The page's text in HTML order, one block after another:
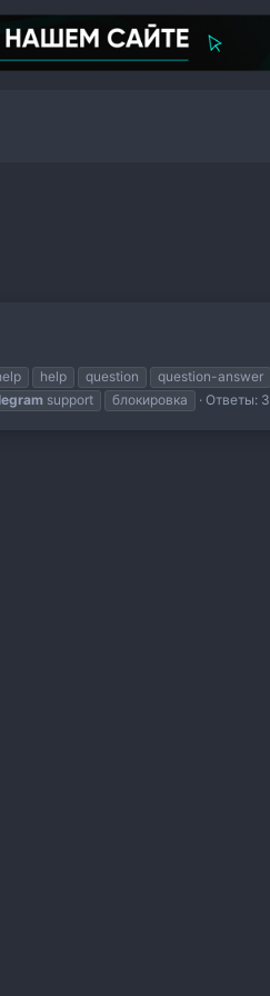
help question question-answer
support блокировка Ответы: 3